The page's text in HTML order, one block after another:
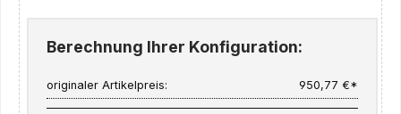
Berechnung Ihrer Konfiguration:
originaler Artikelpreis: 950,77 €*